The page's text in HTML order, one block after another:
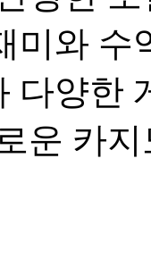
미와 수
다양한
운 카